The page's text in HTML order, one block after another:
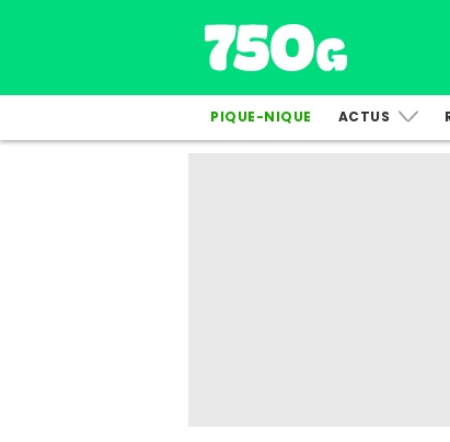
PIQUE-NIQUE ACTUS